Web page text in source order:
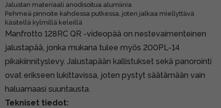
Jalustan materiaali anodisoitua alumiinia
Pehmeä pinnoite kahdessa putkessa, joten jalkaa miellyttävä
käsitellä kylmillä keleillä
Manfrotto 128RC QR -videopää on nestevaimenteinen
jalustapää, jonka mukana tulee myös 200PL-14
pikakiinnityslevy. Jalustapään kallistukset sekä panorointi
ovat erikseen lukittavissa, joten pystyt säätämään vain
haluamaasi suuntausta.
Tekniset tiedot: